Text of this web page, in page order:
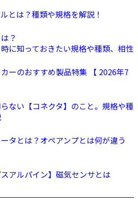
とは？種類や規格を解説！
？
に知っておきたい規格や種類、相性
ーのおすすめ製品特集 【 2026年7
ない【コネクタ】のこと。規格や種
タとは？オペアンプとは何が違う
スアルパイン】磁気センサとは